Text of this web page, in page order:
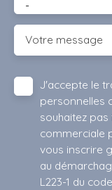
-
Votre message
J'accepte le
personnelles
souhaitez
commerciale
vous inscrire
au
L223-1 du